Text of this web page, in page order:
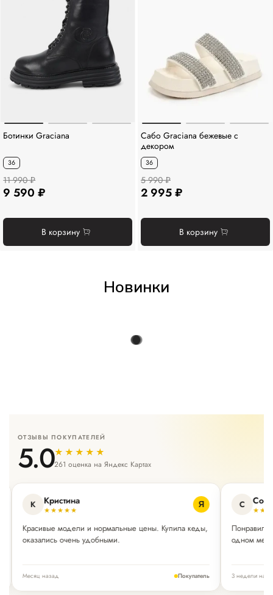
Ботинки Graciana
36
11 990 ₽
9 590 ₽
В корзину
Сабо Graciana бежевые с
декором
36
5 990 ₽
2 995 ₽
В корзину
Новинки
ОТЗЫВЫ ПОКУПАТЕЛЕЙ
5.0★★★★★
261 оценка на Яндекс Картах
К Кристина
★★★★★
Я
Красивые модели и нормальные цены. Купила кеды,
оказались очень удобными.
Месяц назад Покупатель
С
одном
3 недели